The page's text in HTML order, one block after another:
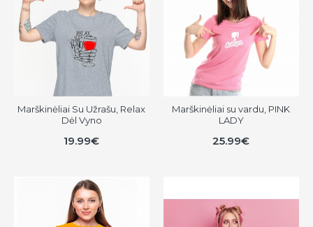
Marškinėliai Su Užrašu, Relax
Dėl Vyno
19.99€
Marškinėliai su vardu, PINK
LADY
25.99€